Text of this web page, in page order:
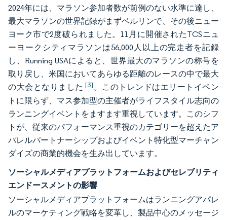
2024年には、マラソン参加者数が前例のない水準に達し、
最大マラソンの世界記録がまずベルリンで、その後ニュー
ヨーク市で2度破られました。11月に開催されたTCSニュ
ーヨークシティマラソンは56,000人以上の完走者を記録
し、Running USAによると、世界最大のマラソンの称号を
取り戻し、米国においてあらゆる距離のレースの中で最大
の大会となりました[3]。このトレンドはエリートイベン
トに限らず、マス参加型の主催者がライフスタイル志向の
ランニングイベントをますます重視しています。このシフ
トが、従来のパフォーマンス重視のカテゴリーを超えたア
パレルパートナーシップおよびイベント特化型マーチャン
ダイズの商業的機会を生み出しています。
ソーシャルメディアプラットフォームおよびセレブリティ
エンドースメントの影響
ソーシャルメディアプラットフォームはランニングアパレ
ルのマーケティング戦略を変革し、製品中心のメッセージ